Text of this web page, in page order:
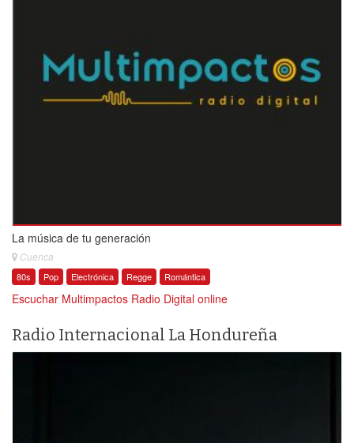
La música de tu generación
Cuenca
80s Pop Electrónica Regge Romántica
Escuchar Multimpactos Radio Digital online
Radio Internacional La Hondureña